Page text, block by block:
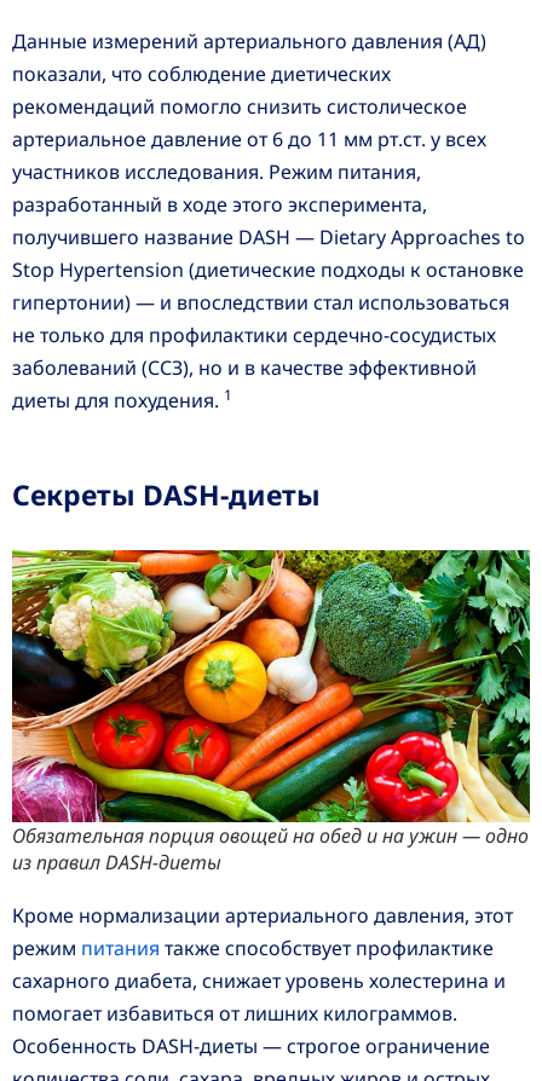
Данные измерений артериального давления (АД)
показали, что соблюдение диетических
рекомендаций помогло снизить систолическое
артериальное давление от 6 до 11 мм рт.ст. у всех
участников исследования. Режим питания,
разработанный в ходе этого эксперимента,
получившего название DASH — Dietary Approaches to
Stop Hypertension (диетические подходы к остановке
гипертонии) — и впоследствии стал использоваться
не только для профилактики сердечно-сосудистых
заболеваний (ССЗ), но и в качестве эффективной
диеты для похудения. 1
Секреты DASH-диеты
Обязательная порция овощей на обед и на ужин — одно
из правил DASH-диеты
Кроме нормализации артериального давления, этот
режим питания также способствует профилактике
сахарного диабета, снижает уровень холестерина и
помогает избавиться от лишних килограммов.
Особенность DASH-диеты — строгое ограничение